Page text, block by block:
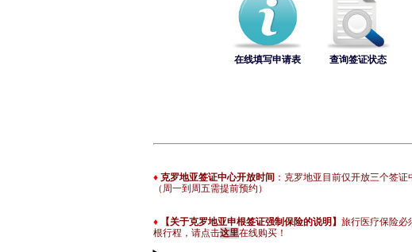
在线填写申请表 查询签证状态
♦ 克罗地亚签证中心开放时间 ：克罗地亚目前仅开放三个签证
（周一到周五需提前预约）
♦ 【关于克罗地亚申根签证强制保险的说明】 旅行医疗保险必
根行程 ，请点击这里在线购买！